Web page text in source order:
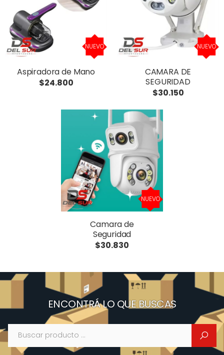
NUEVO
Aspiradora de Mano
$24.800
NUEVO
CAMARA DE
SEGURIDAD
$30.150
NUEVO
Camara de
Seguridad
$30.830
ENCONTRÁ LO QUE BUSCAS
Buscar